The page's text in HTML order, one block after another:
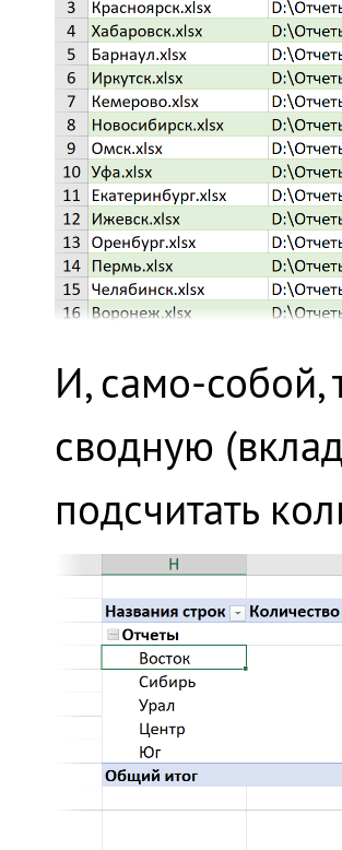
И, само-собой,
сводную
подсчитать